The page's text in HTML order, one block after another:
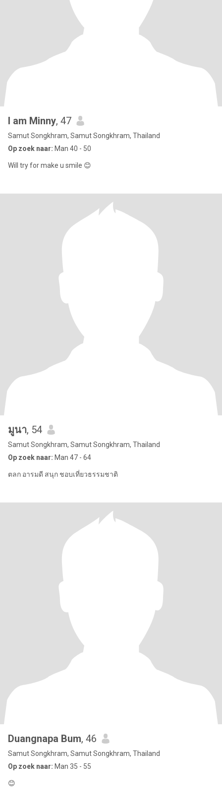
I am Minny, 47
Samut Songkhram, Samut Songkhram, Thailand
Op zoek naar: Man 40 - 50
Will try for make u smile 😊
มูนา, 54
Samut Songkhram, Samut Songkhram, Thailand
Op zoek naar: Man 47 - 64
ตลก อารมดี สนุก ชอบเที่ยวธรรมชาติ
Duangnapa Bum, 46
Samut Songkhram, Samut Songkhram, Thailand
Op zoek naar: Man 35 - 55
😊